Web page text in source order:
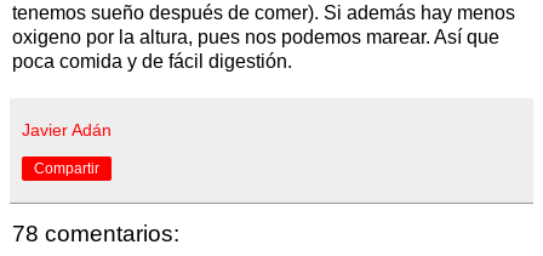
tenemos sueño después de comer). Si además hay menos
oxigeno por la altura, pues nos podemos marear. Así que
poca comida y de fácil digestión.
Javier Adán
Compartir
78 comentarios: